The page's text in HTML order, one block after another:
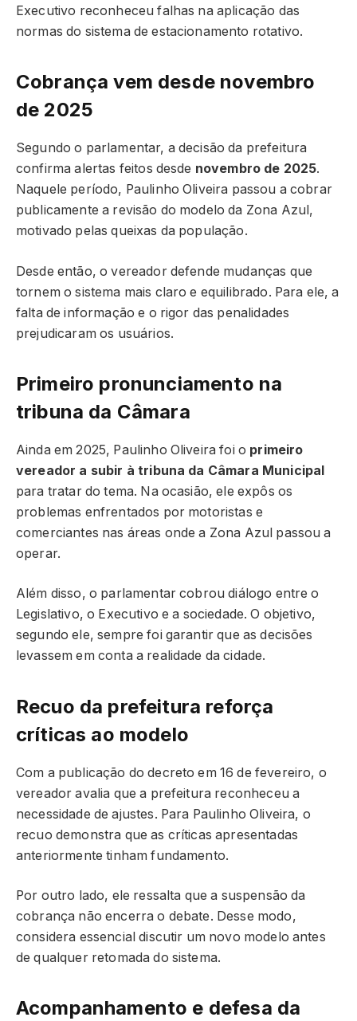
Executivo reconheceu falhas na aplicação das
normas do sistema de estacionamento rotativo.
Cobrança vem desde novembro
de 2025
Segundo o parlamentar, a decisão da prefeitura
confirma alertas feitos desde novembro de 2025.
Naquele período, Paulinho Oliveira passou a cobrar
publicamente a revisão do modelo da Zona Azul,
motivado pelas queixas da população.
Desde então, o vereador defende mudanças que
tornem o sistema mais claro e equilibrado. Para ele, a
falta de informação e o rigor das penalidades
prejudicaram os usuários.
Primeiro pronunciamento na
tribuna da Câmara
Ainda em 2025, Paulinho Oliveira foi o primeiro
vereador a subir à tribuna da Câmara Municipal
para tratar do tema. Na ocasião, ele expôs os
problemas enfrentados por motoristas e
comerciantes nas áreas onde a Zona Azul passou a
operar.
Além disso, o parlamentar cobrou diálogo entre o
Legislativo, o Executivo e a sociedade. O objetivo,
segundo ele, sempre foi garantir que as decisões
levassem em conta a realidade da cidade.
Recuo da prefeitura reforça
críticas ao modelo
Com a publicação do decreto em 16 de fevereiro, o
vereador avalia que a prefeitura reconheceu a
necessidade de ajustes. Para Paulinho Oliveira, o
recuo demonstra que as críticas apresentadas
anteriormente tinham fundamento.
Por outro lado, ele ressalta que a suspensão da
cobrança não encerra o debate. Desse modo,
considera essencial discutir um novo modelo antes
de qualquer retomada do sistema.
Acompanhamento e defesa da